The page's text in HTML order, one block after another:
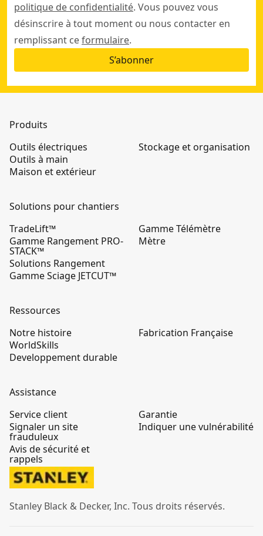
politique de confidentialité. Vous pouvez vous
désinscrire à tout moment ou nous contacter en
remplissant ceformulaire.
S’abonner
Produits
Outils électriques
Outils à main
Maison et extérieur
Stockage et organisation
Solutions pour chantiers
TradeLift™
Gamme Rangement PRO-
STACK™
Solutions Rangement
Gamme Sciage JETCUT™
Gamme Télémètre
Mètre
Ressources
Notre histoire
WorldSkills
Developpement durable
Fabrication Française
Assistance
Service client
Signaler un site
frauduleux
Avis de sécurité et
rappels
Garantie
Indiquer une vulnérabilité
Stanley Black & Decker, Inc. Tous droits réservés.